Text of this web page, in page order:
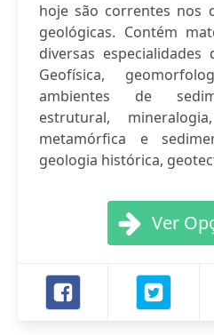
hoje são correntes nos
geológicas. Contém
diversas
Geofísica,
ambientes de
estrutural,
metamórfica e
geologia histórica,
Ver